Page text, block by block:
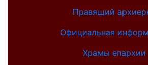
Правящий
Официальная
Храмы епархии